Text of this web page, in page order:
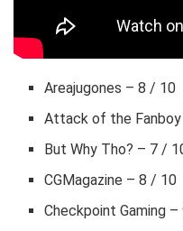
Areajugones – 8 / 10
Attack of the
But Why Tho? – 7 /
CGMagazine – 8 / 10
Checkpoint Gaming